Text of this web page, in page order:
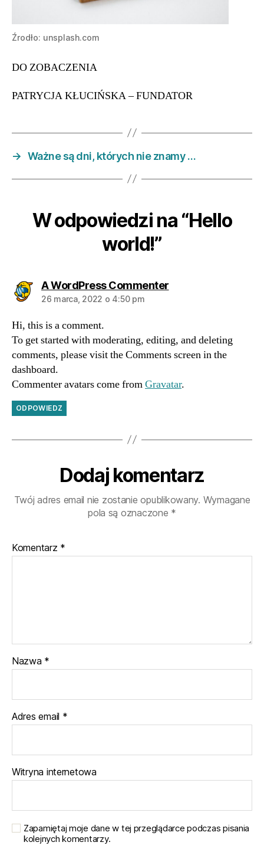
Źrodło: unsplash.com
DO ZOBACZENIA
PATRYCJA KŁUCIŃSKA – FUNDATOR
→ Ważne są dni, których nie znamy …
W odpowiedzi na “Hello
world!”
A WordPress Commenterkomentarz:
26 marca, 2022 o 4:50 pm
Hi, this is a comment.
To get started with moderating, editing, and deleting
comments, please visit the Comments screen in the
dashboard.
Commenter avatars come fromGravatar.
ODPOWIEDZ
Dodaj komentarz
Twój adres email nie zostanie opublikowany. Wymagane
pola są oznaczone *
Komentarz *
Nazwa *
Adres email *
Witryna internetowa
Zapamiętaj moje dane w tej przeglądarce podczas pisania
kolejnych komentarzy.